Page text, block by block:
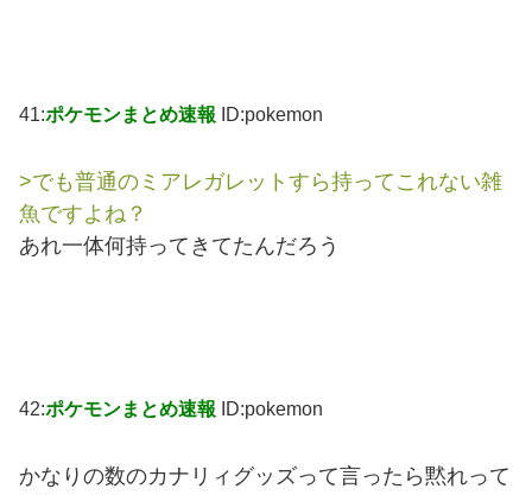
41:ポケモンまとめ速報 ID:pokemon
>でも普通のミアレガレットすら持ってこれない雑
魚ですよね？
あれ一体何持ってきてたんだろう
42:ポケモンまとめ速報 ID:pokemon
かなりの数のカナリィグッズって言ったら黙れって